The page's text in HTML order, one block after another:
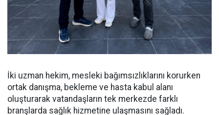
İki uzman hekim, mesleki bağımsızlıklarını korurken
ortak danışma, bekleme ve hasta kabul alanı
oluşturarak vatandaşların tek merkezde farklı
branşlarda sağlık hizmetine ulaşmasını sağladı.